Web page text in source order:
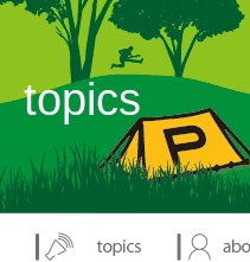
topics
表示：index.php